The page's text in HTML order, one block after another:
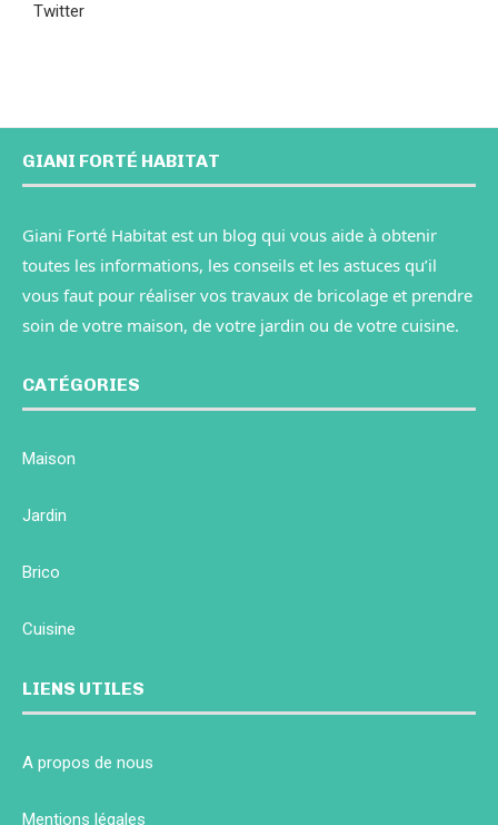
Twitter
GIANI FORTÉ HABITAT
Giani Forté Habitat est un blog qui vous aide à obtenir
toutes les informations, les conseils et les astuces qu’il
vous faut pour réaliser vos travaux de bricolage et prendre
soin de votre maison, de votre jardin ou de votre cuisine.
CATÉGORIES
Maison
Jardin
Brico
Cuisine
LIENS UTILES
A propos de nous
Mentions légales